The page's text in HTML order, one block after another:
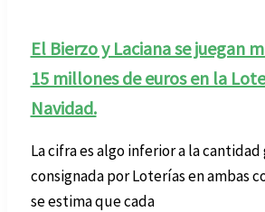
El Bierzo y Laciana se juegan
15 millones de euros en la
Navidad.
La cifra es algo inferior a la
consignada por Loterías en ambas
se estima que cada